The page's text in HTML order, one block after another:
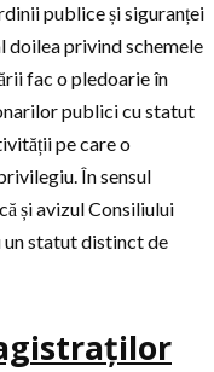
publice și siguranței
doilea privind schemele
fac o pledoarie în
publici cu statut
pe care o
În sensul
și avizul Consiliului
un statut distinct de